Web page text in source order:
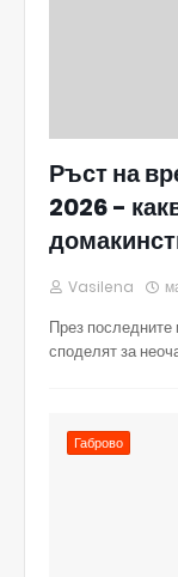
Ръст на
2026 -
Vasilena
През
споделят за
Габрово